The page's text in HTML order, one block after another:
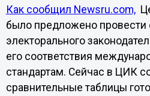
Как сообщил Newsru.com,
было предложено провести
электорального
его соответствия
стандартам. Сейчас в ЦИК
сравнительные таблицы